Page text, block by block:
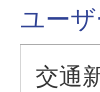
ユー
交通